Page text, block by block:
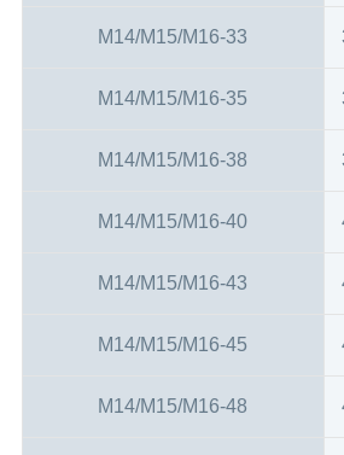
M14/M15/M16-33
M14/M15/M16-35
M14/M15/M16-38
M14/M15/M16-40
M14/M15/M16-43
M14/M15/M16-45
M14/M15/M16-48